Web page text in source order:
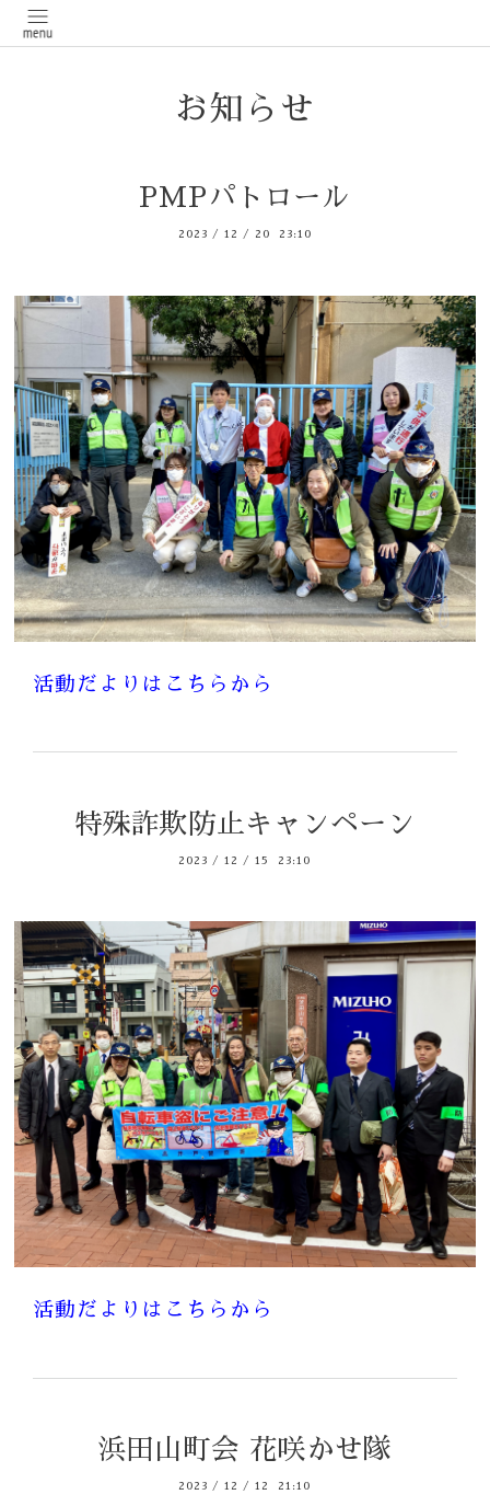
お知らせ
PMPパトロール
2023 / 12 / 20 23:10
活動だよりはこちらから
特殊詐欺防止キャンペーン
2023 /12 /15 23:10
活動だよりはこちらから
浜田山町会 花咲かせ隊
2023 /12 /12 21:10